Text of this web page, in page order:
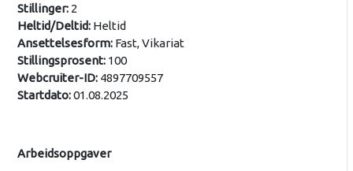
Stillinger:2
Heltid/Deltid:Heltid
Ansettelsesform:Fast, Vikariat
Stillingsprosent:100
Webcruiter-ID:4897709557
Startdato:01.08.2025
Arbeidsoppgaver